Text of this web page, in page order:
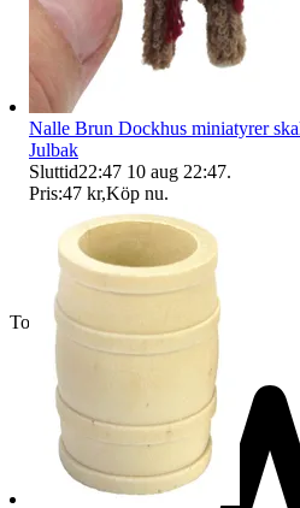
Toppsäljare
Nalle Brun Dockhus miniatyrer
Julbak
Sluttid22:47 10 aug 22:47.
Pris:47 kr,Köp nu.